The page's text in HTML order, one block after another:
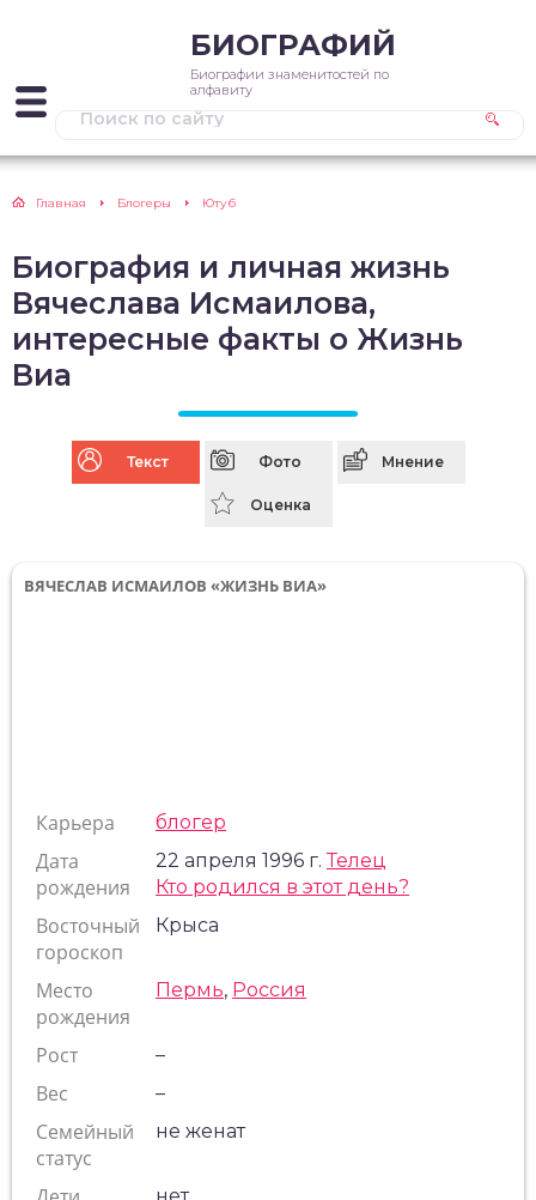
БИОГРАФИЙ
Биографии знаменитостей по
алфавиту
Главная Блогеры Ютуб
Биография и личная жизнь
Вячеслава Исмаилова,
интересные факты о Жизнь
Виа
Текст Фото Мнение
Оценка
ВЯЧЕСЛАВ ИСМАИЛОВ «ЖИЗНЬ ВИА»
Карьера блогер
Дата
рождения
22 апреля 1996 г.Телец
Кто родился в этот день?
Восточный
гороскоп
Крыса
Место
рождения
Пермь, Россия
Рост –
Вес –
Семейный
статус
не женат